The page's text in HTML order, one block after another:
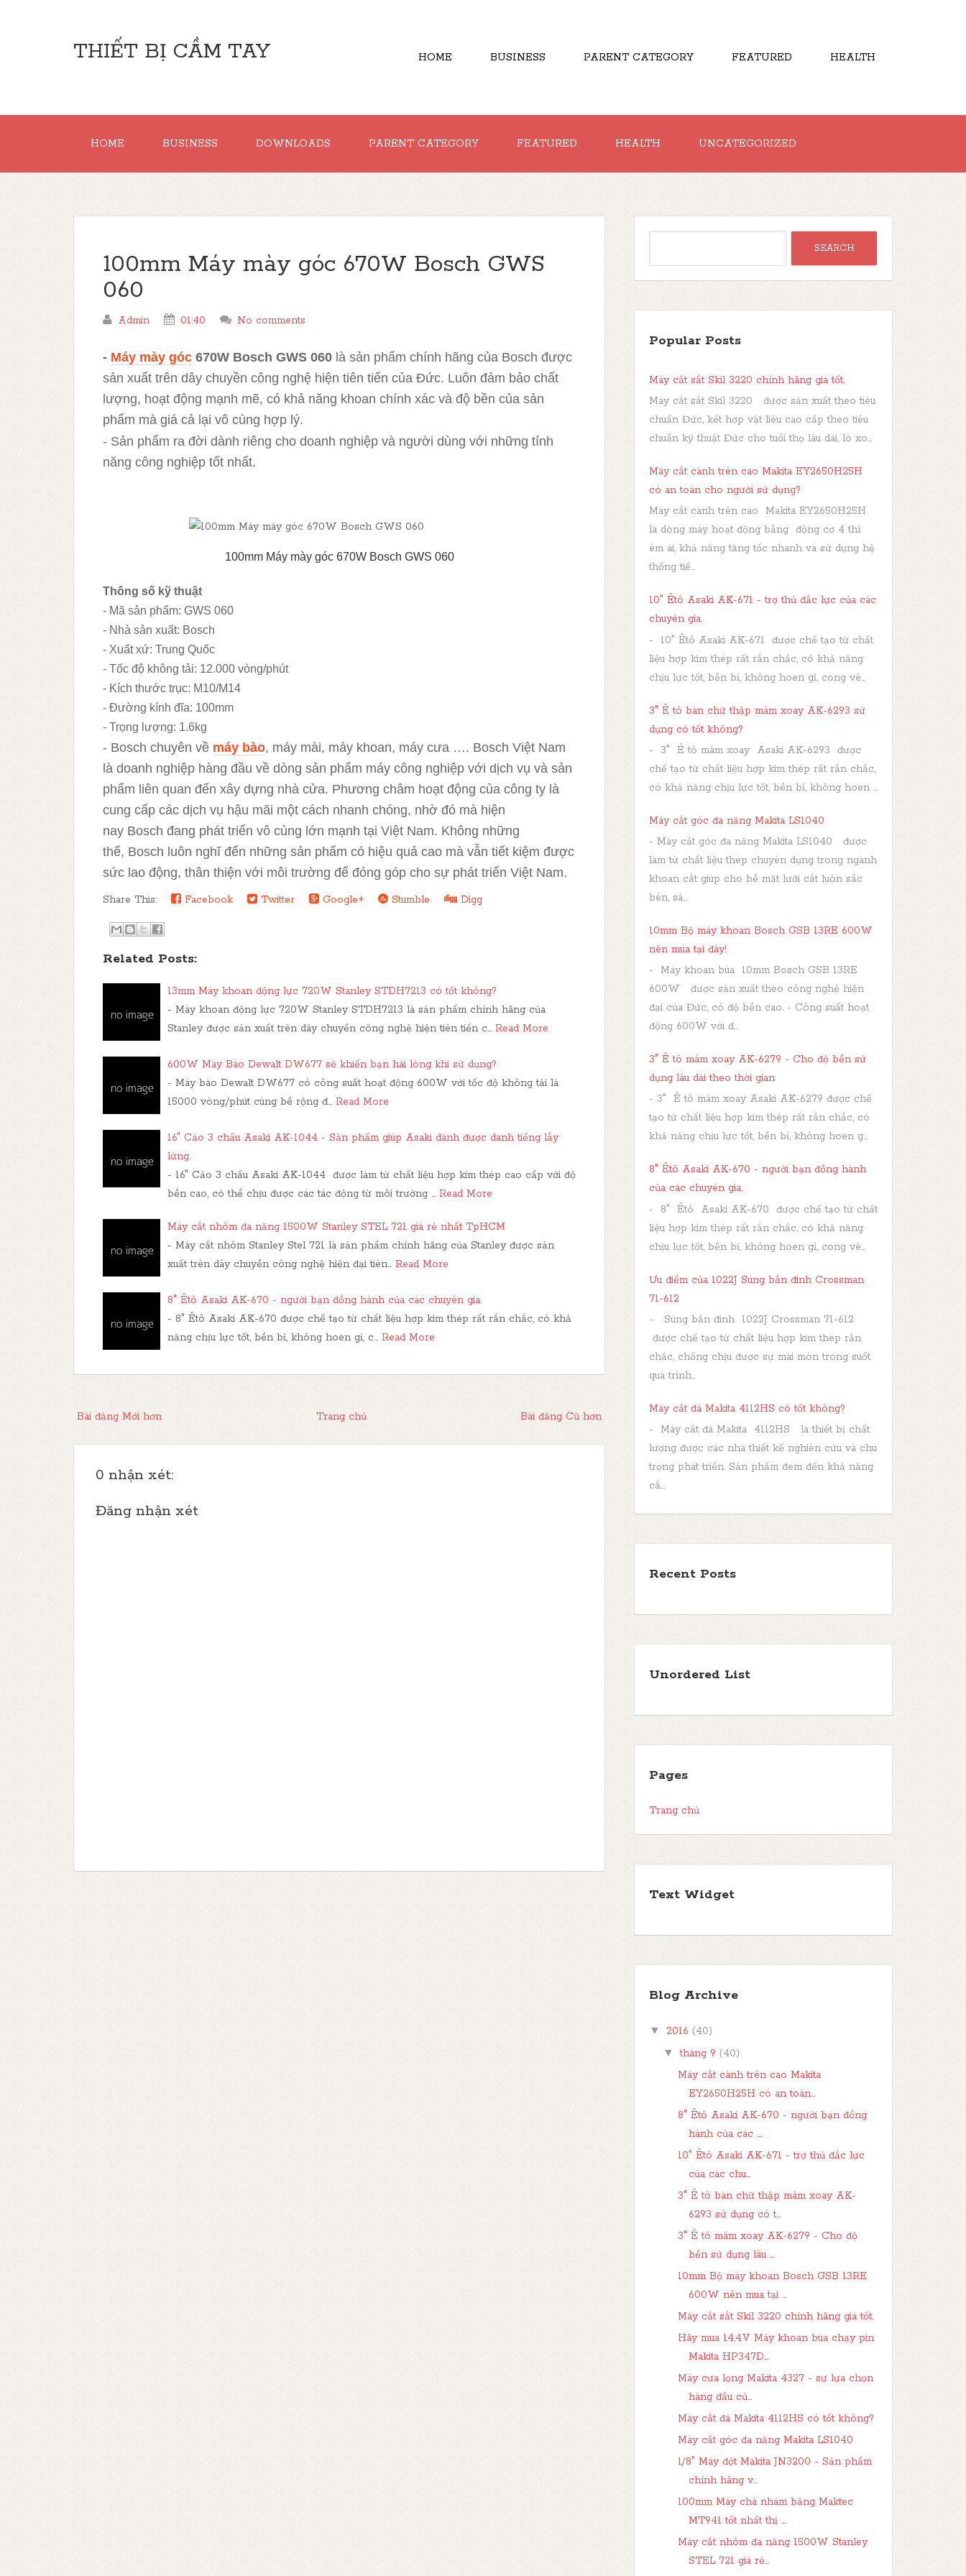
THIẾT BỊ CẦM TAY HOME BUSINESS PARENT CATEGORY FEATURED HEALTH
HOME BUSINESS DOWNLOADS PARENT CATEGORY FEATURED HEALTH UNCATEGORIZED
100mm Máy mày góc 670W Bosch GWS
060
Admin 01:40 No comments
- Máy mày góc 670W Bosch GWS 060 là sản phẩm chính hãng của Bosch được
sản xuất trên dây chuyền công nghệ hiện tiên tiến của Đức. Luôn đảm bảo chất
lượng, hoạt động mạnh mẽ, có khả năng khoan chính xác và độ bền của sản
phẩm mà giá cả lại vô cùng hợp lý.
- Sản phẩm ra đời dành riêng cho doanh nghiệp và người dùng với những tính
năng công nghiệp tốt nhất.
100mm Máy mày góc 670W Bosch GWS 060
Thông số kỹ thuật
- Mã sản phẩm: GWS 060
- Nhà sản xuất: Bosch
- Xuất xứ: Trung Quốc
- Tốc độ không tải: 12.000 vòng/phút
- Kích thước trục: M10/M14
- Đường kính đĩa: 100mm
- Trọng lượng: 1.6kg
- Bosch chuyên về máy bào, máy mài, máy khoan, máy cưa …. Bosch Việt Nam
là doanh nghiệp hàng đầu về dòng sản phẩm máy công nghiệp với dịch vụ và sản
phẩm liên quan đến xây dựng nhà cửa. Phương châm hoạt động của công ty là
cung cấp các dịch vụ hậu mãi một cách nhanh chóng, nhờ đó mà hiện
nay Bosch đang phát triển vô cùng lớn mạnh tại Việt Nam. Không những
thế, Bosch luôn nghĩ đến những sản phẩm có hiệu quả cao mà vẫn tiết kiệm được
sức lao động, thân thiện với môi trường để đóng góp cho sự phát triển Việt Nam.
Share This: Facebook Twitter Google+ Stumble Digg
Related Posts:
13mm Máy khoan động lực 720W Stanley STDH7213 có tốt không?
- Máy khoan động lực 720W Stanley STDH7213 là sản phẩm chính hãng của
Stanley được sản xuất trên dây chuyền công nghệ hiện tiên tiến c… Read More
600W Máy Bào Dewalt DW677 sẽ khiến bạn hài lòng khi sử dụng?
- Máy bào Dewalt DW677 có công suất hoạt động 600W với tốc độ không tải là
15000 vòng/phút cùng bề rộng đ… Read More
16" Cảo 3 chấu Asaki AK-1044 - Sản phẩm giúp Asaki dành được danh tiếng lẫy
lừng.
- 16" Cảo 3 chấu Asaki AK-1044 được làm từ chất liệu hợp kim thép cao cấp với độ
bền cao, có thể chịu được các tác động từ môi trường … Read More
Máy cắt nhôm đa năng 1500W Stanley STEL 721 giá rẻ nhất TpHCM
- Máy cắt nhôm Stanley Stel 721 là sản phẩm chính hãng của Stanley được sản
xuất trên dây chuyền công nghệ hiện đại tiên… Read More
8" Êtô Asaki AK-670 - người bạn đồng hành của các chuyên gia.
- 8" Êtô Asaki AK-670 được chế tạo từ chất liệu hợp kim thép rất rắn chắc, có khả
năng chịu lực tốt, bền bỉ, không hoen gỉ, c… Read More
Bài đăng Mới hơn Bài đăng Cũ hơn
Trang chủ
0 nhận xét:
Đăng nhận xét
Popular Posts
Máy cắt sắt Skil 3220 chính hãng giá tốt.
Máy cắt sắt Skil 3220 được sản xuất theo tiêu
chuẩn Đức, kết hợp vật liêu cao cấp theo tiêu
chuẩn kỹ thuật Đức cho tuổi thọ lâu dài, lò xo...
Máy cắt cành trên cao Makita EY2650H25H
có an toàn cho người sử dụng?
Máy cắt cành trên cao Makita EY2650H25H
là dòng máy hoạt động bằng động cơ 4 thì
êm ái, khả năng tăng tốc nhanh và sử dụng hệ
thống tiế...
10" Êtô Asaki AK-671 - trợ thủ đắc lực của các
chuyên gia.
- 10" Êtô Asaki AK-671 được chế tạo từ chất
liệu hợp kim thép rất rắn chắc, có khả năng
chịu lực tốt, bền bỉ, không hoen gỉ, cong vê...
3" Ê tô bàn chữ thập mâm xoay AK-6293 sử
dụng có tốt không?
- 3" Ê tô mâm xoay Asaki AK-6293 được
chế tạo từ chất liệu hợp kim thép rất rắn chắc,
có khả năng chịu lực tốt, bền bỉ, không hoen ...
Máy cắt góc đa năng Makita LS1040
- Máy cắt góc đa năng Makita LS1040 được
làm từ chất liệu thép chuyên dụng trong ngành
khoan cắt giúp cho bề mặt lưỡi cắt luôn sắc
bén, sá...
10mm Bộ máy khoan Bosch GSB 13RE 600W
nên mua tại đây!
- Máy khoan búa 10mm Bosch GSB 13RE
600W được sản xuất theo công nghệ hiện
đại của Đức, có độ bền cao. - Công suất hoạt
động 600W với đ...
3" Ê tô mâm xoay AK-6279 - Cho độ bền sử
dụng lâu dài theo thời gian
- 3" Ê tô mâm xoay Asaki AK-6279 được chế
tạo từ chất liệu hợp kim thép rất rắn chắc, có
khả năng chịu lực tốt, bền bỉ, không hoen g...
8" Êtô Asaki AK-670 - người bạn đồng hành
của các chuyên gia.
- 8" Êtô Asaki AK-670 được chế tạo từ chất
liệu hợp kim thép rất rắn chắc, có khả năng
chịu lực tốt, bền bỉ, không hoen gỉ, cong vê...
Ưu điểm của 1022J Súng bắn đinh Crossman
71-612
- Súng bắn đinh 1022J Crossman 71-612
được chế tạo từ chất liệu hợp kim thép rắn
chắc, chống chịu được sự mài mòn trong suốt
quá trình...
Máy cắt đá Makita 4112HS có tốt không?
- Máy cắt đá Makita 4112HS là thiết bị chất
lượng được các nhà thiết kế nghiên cứu và chú
trọng phát triển. Sản phẩm đem đến khả năng
cắ...
Recent Posts
Unordered List
Pages
Trang chủ
Text Widget
Blog Archive
▼ 2016 (40)
▼ tháng 9 (40)
Máy cắt cành trên cao Makita
EY2650H25H có an toàn...
8" Êtô Asaki AK-670 - người bạn đồng
hành của các ...
10" Êtô Asaki AK-671 - trợ thủ đắc lực
của các chu...
3" Ê tô bàn chữ thập mâm xoay AK-
6293 sử dụng có t...
3" Ê tô mâm xoay AK-6279 - Cho độ
bền sử dụng lâu ...
10mm Bộ máy khoan Bosch GSB 13RE
600W nên mua tại ...
Máy cắt sắt Skil 3220 chính hãng giá tốt.
Hãy mua 14.4V Máy khoan búa chạy pin
Makita HP347D...
Máy cưa lọng Makita 4327 - sự lựa chọn
hàng đầu củ...
Máy cắt đá Makita 4112HS có tốt không?
Máy cắt góc đa năng Makita LS1040
1/8" Máy đột Makita JN3200 - Sản phẩm
chính hãng v...
100mm Máy chà nhám băng Maktec
MT941 tốt nhất thị ...
Máy cắt nhôm đa năng 1500W Stanley
STEL 721 giá rẻ...